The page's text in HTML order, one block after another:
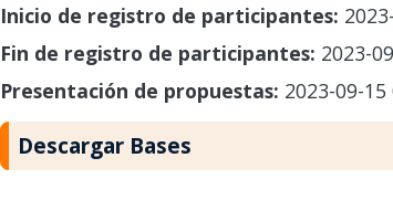
Inicio de registro de participantes:
Fin de registro de participantes: 2023-
Presentación de propuestas: 2023-09-15
Descargar Bases